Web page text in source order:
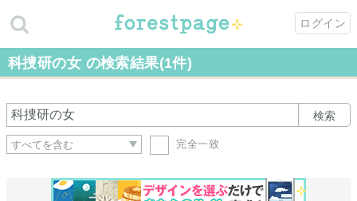
ログイン
科捜研の女 の検索結果(1件)
検索
完全一致